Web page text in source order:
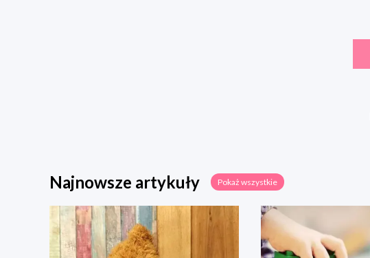
Najnowsze artykuły Pokaż wszystkie